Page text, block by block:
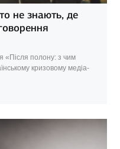
не знають, де
«Після полону: з чим
кризовому медіа-